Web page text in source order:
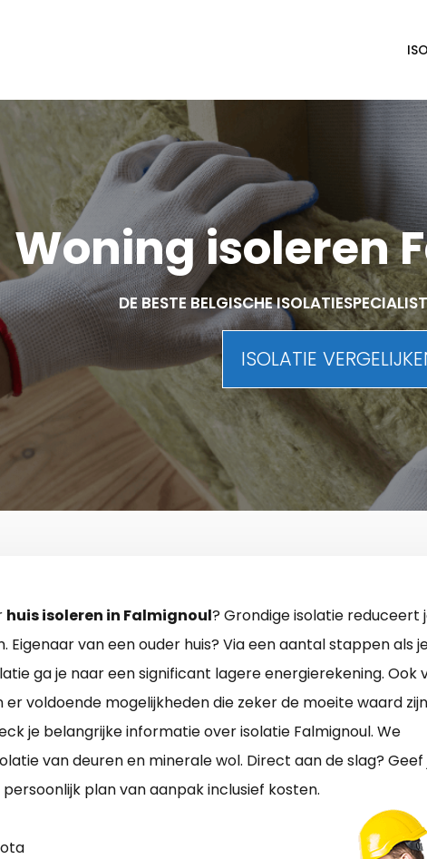
Woning isoleren
DE BESTE BELGISCHE
ISOLATIE
huis isoleren in Falmignoul? Grondige isolatie reduceert
Eigenaar van een ouder huis? Via een aantal stappen als
ga je naar een significant lagere energierekening. Ook
er voldoende mogelijkheden die zeker de moeite waard
je belangrijke informatie over isolatie Falmignoul. We
van deuren en minerale wol. Direct aan de slag? Geef
plan van aanpak inclusief kosten.